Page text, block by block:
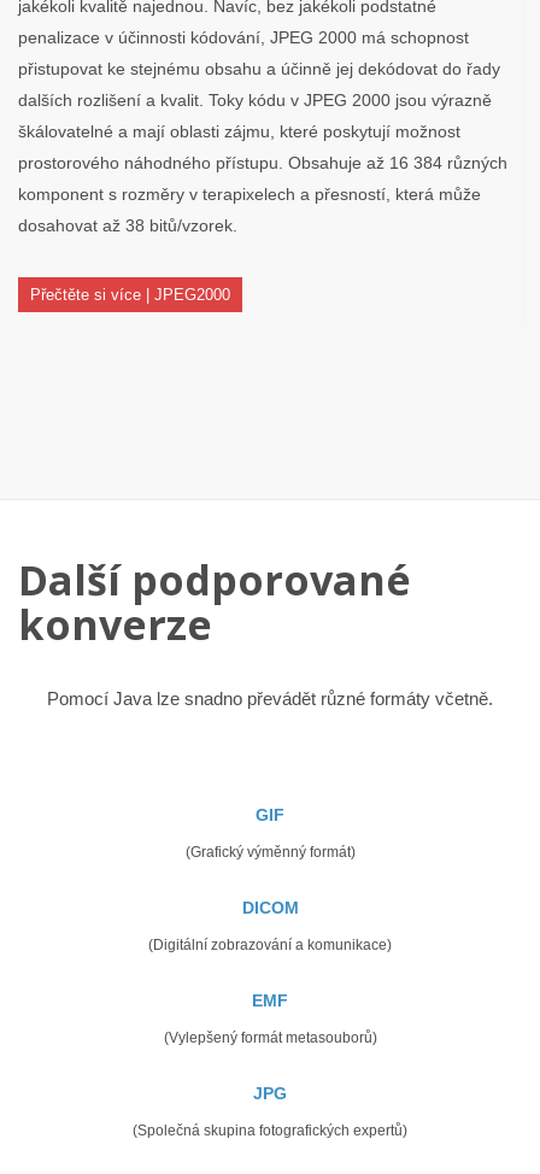
jakékoli kvalitě najednou. Navíc, bez jakékoli podstatné
penalizace v účinnosti kódování, JPEG 2000 má schopnost
přistupovat ke stejnému obsahu a účinně jej dekódovat do řady
dalších rozlišení a kvalit. Toky kódu v JPEG 2000 jsou výrazně
škálovatelné a mají oblasti zájmu, které poskytují možnost
prostorového náhodného přístupu. Obsahuje až 16 384 různých
komponent s rozměry v terapixelech a přesností, která může
dosahovat až 38 bitů/vzorek.
Přečtěte si více | JPEG2000
Další podporované
konverze
Pomocí Java lze snadno převádět různé formáty včetně.
GIF
(Grafický výměnný formát)
DICOM
(Digitální zobrazování a komunikace)
EMF
(Vylepšený formát metasouborů)
JPG
(Společná skupina fotografických expertů)